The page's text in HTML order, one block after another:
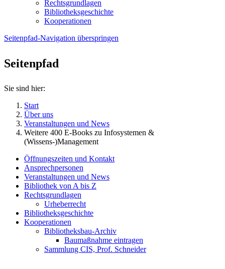
Rechtsgrundlagen
Bibliotheksgeschichte
Kooperationen
Seitenpfad-Navigation überspringen
Seitenpfad
Sie sind hier:
Start
Über uns
Veranstaltungen und News
Weitere 400 E-Books zu Infosystemen &
(Wissens-)Management
Öffnungszeiten und Kontakt
Ansprechpersonen
Veranstaltungen und News
Bibliothek von A bis Z
Rechtsgrundlagen
Urheberrecht
Bibliotheksgeschichte
Kooperationen
Bibliotheksbau-Archiv
Baumaßnahme eintragen
Sammlung CIS, Prof. Schneider